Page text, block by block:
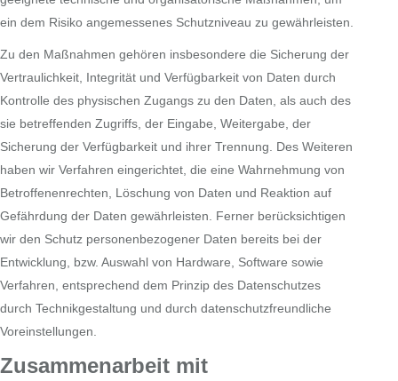
ein dem Risiko angemessenes Schutzniveau zu gewährleisten.
Zu den Maßnahmen gehören insbesondere die Sicherung der
Vertraulichkeit, Integrität und Verfügbarkeit von Daten durch
Kontrolle des physischen Zugangs zu den Daten, als auch des
sie betreffenden Zugriffs, der Eingabe, Weitergabe, der
Sicherung der Verfügbarkeit und ihrer Trennung. Des Weiteren
haben wir Verfahren eingerichtet, die eine Wahrnehmung von
Betroffenenrechten, Löschung von Daten und Reaktion auf
Gefährdung der Daten gewährleisten. Ferner berücksichtigen
wir den Schutz personenbezogener Daten bereits bei der
Entwicklung, bzw. Auswahl von Hardware, Software sowie
Verfahren, entsprechend dem Prinzip des Datenschutzes
durch Technikgestaltung und durch datenschutzfreundliche
Voreinstellungen.
Zusammenarbeit mit